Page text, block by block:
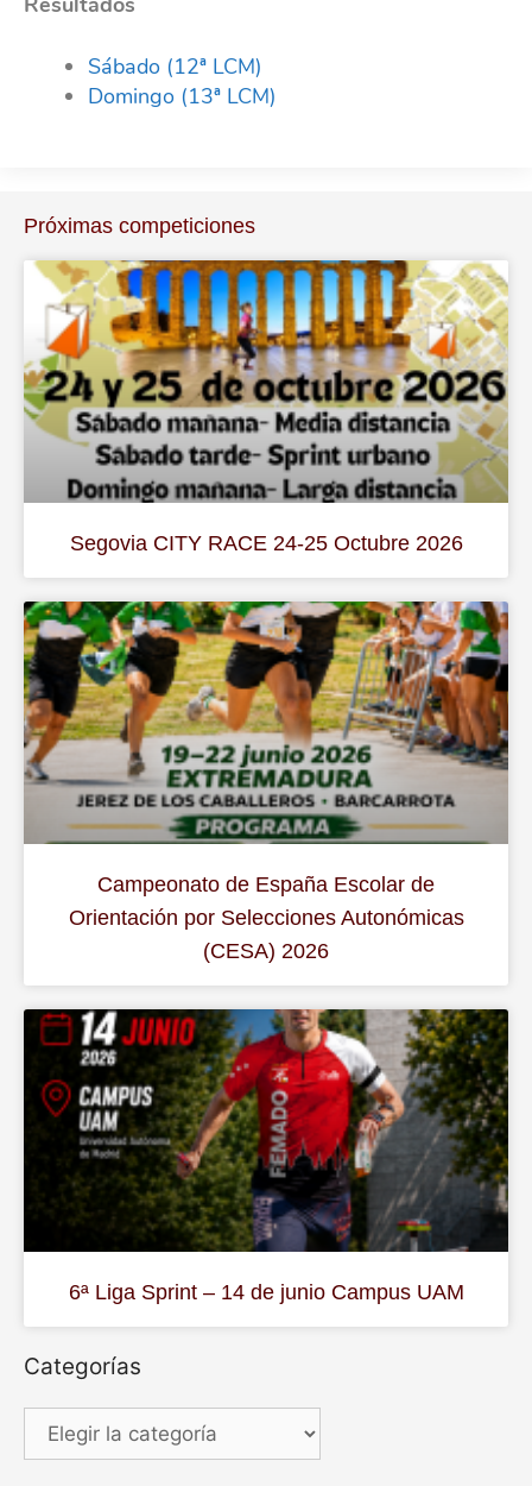
Sábado (12ª LCM)
Domingo (13ª LCM)
Próximas competiciones
Segovia CITY RACE 24-25 Octubre 2026
Campeonato de España Escolar de
Orientación por Selecciones Autonómicas
(CESA) 2026
6ª Liga Sprint – 14 de junio Campus UAM
Categorías